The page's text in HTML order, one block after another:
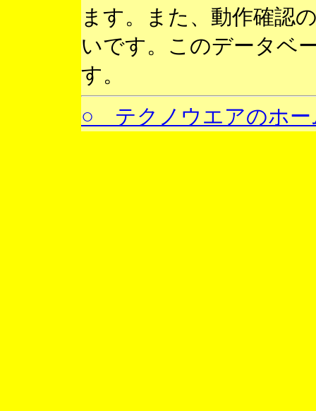
ます。また、動作確認
いです。このデータベ
す。
○ テクノウエアのホー